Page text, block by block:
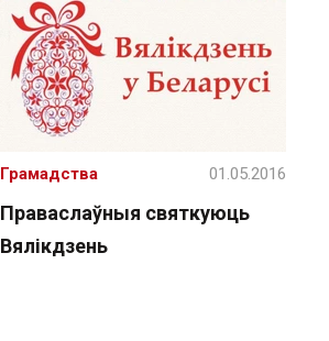
Праваслаўныя святкуюць
Вялікдзень
Грамадства 01.05.2016